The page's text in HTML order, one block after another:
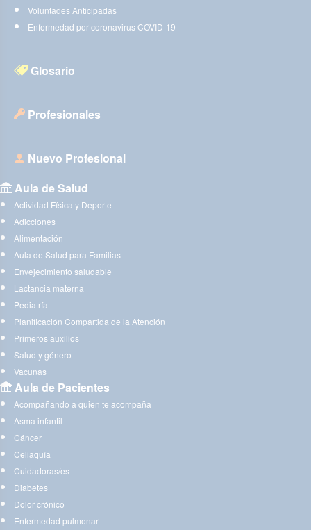
Voluntades Anticipadas
Enfermedad por coronavirus COVID-19
Glosario
Profesionales
Nuevo Profesional
Aula de Salud
Actividad Física y Deporte
Adicciones
Alimentación
Aula de Salud para Familias
Envejecimiento saludable
Lactancia materna
Pediatría
Planificación Compartida de la Atención
Primeros auxilios
Salud y género
Vacunas
Aula de Pacientes
Acompañando a quien te acompaña
Asma infantil
Cáncer
Celiaquía
Cuidadoras/es
Diabetes
Dolor crónico
Enfermedad pulmonar